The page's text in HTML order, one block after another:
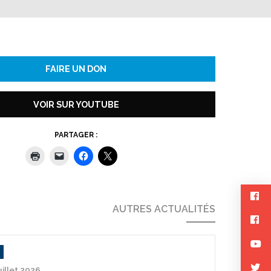
FAIRE UN DON
VOIR SUR YOUTUBE
PARTAGER :
AUTRES ACTUALITÉS